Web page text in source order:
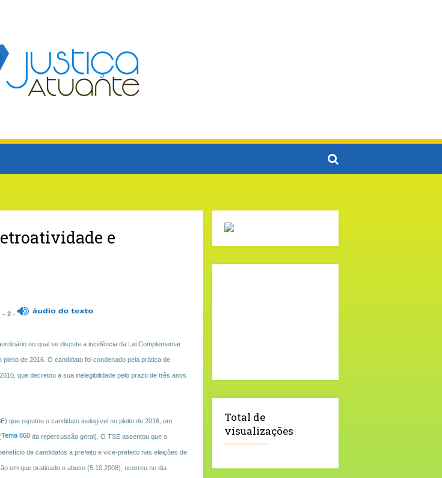
e
2 -
no qual se discute a incidência da Lei Complementar
de 2016. O candidato foi condenado pela prática de
que decretou a sua inelegibilidade pelo prazo de três anos
que reputou o candidato inelegível no pleito de 2016, em
Tema 860 da repercussão geral). O TSE assentou que o
de candidatos a prefeito e vice-prefeito nas eleições de
em que praticado o abuso (5.10.2008), ocorreu no dia
Total de
visualizações